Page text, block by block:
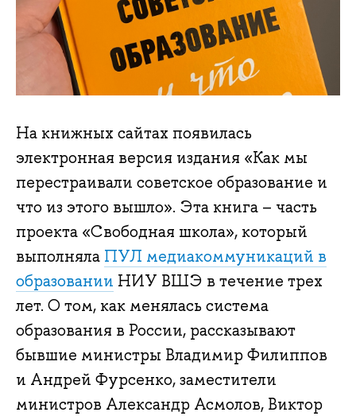
На книжных сайтах появилась
электронная версия издания «Как мы
перестраивали советское образование и
что из этого вышло». Эта книга – часть
проекта «Свободная школа», который
выполняла ПУЛ медиакоммуникаций в
образовании НИУ ВШЭ в течение трех
лет. О том, как менялась система
образования в России, рассказывают
бывшие министры Владимир Филиппов
и Андрей Фурсенко, заместители
министров Александр Асмолов, Виктор